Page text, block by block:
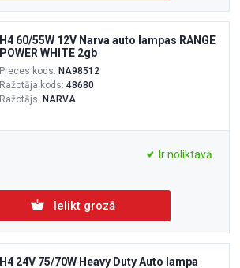
H4 60/55W 12V Narva auto lampas RANGE
POWER WHITE 2gb
Preces kods: NA98512
Ražotāja kods: 48680
Ražotājs: NARVA
Ir noliktavā
Ielikt grozā
H4 24V 75/70W Heavy Duty Auto lampa